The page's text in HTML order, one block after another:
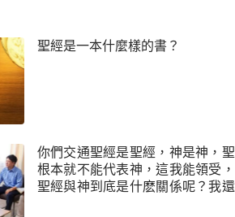
聖經是一本什麼樣的書？
你們交通聖經是聖經，神是神，
根本就不能代表神，這我能領受
聖經與神到底是什麽關係呢？我